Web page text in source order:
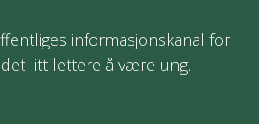
informasjonskanal for
litt lettere å være ung.